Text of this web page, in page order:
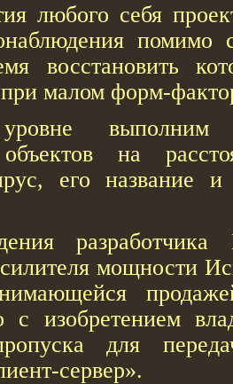
любого себя
помимо
восстановить
малом форм-
выполним
объектов на
его название
разработчика
мощности
с изобретением
для
сервер».